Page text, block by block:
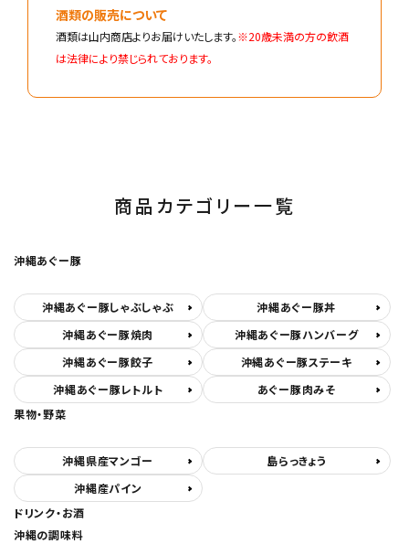
酒類の販売について
酒類は山内商店よりお届けいたします。※20歳未満の方の飲酒
は法律により禁じられております。
商品カテゴリー一覧
沖縄あぐー豚
沖縄あぐー豚しゃぶしゃぶ
沖縄あぐー豚丼
沖縄あぐー豚焼肉
沖縄あぐー豚ハンバーグ
沖縄あぐー豚餃子
沖縄あぐー豚ステーキ
沖縄あぐー豚レトルト
あぐー豚肉みそ
果物・野菜
沖縄県産マンゴー
島らっきょう
沖縄産パイン
ドリンク・お酒
沖縄の調味料